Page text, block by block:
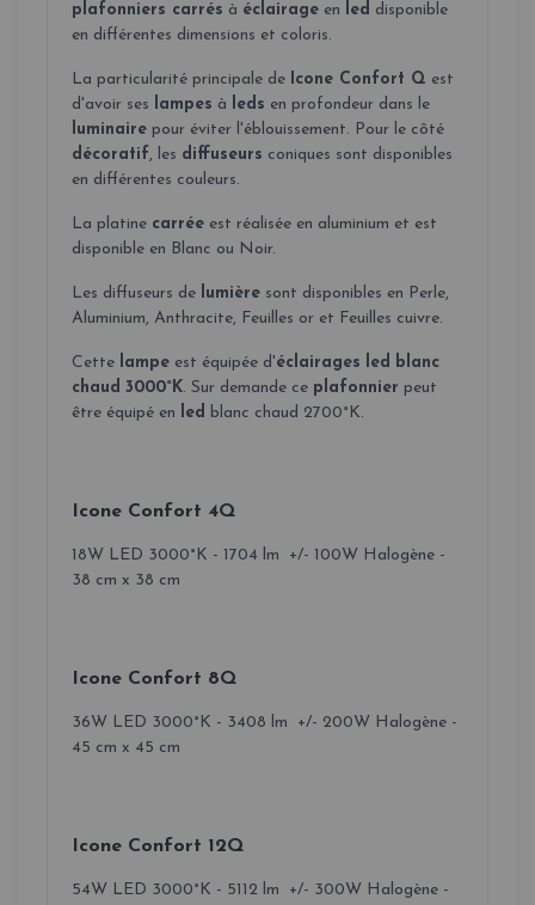
plafonniers carrés à éclairage en led disponible
en différentes dimensions et coloris.
La particularité principale de Icone Confort Q est
d'avoir ses lampes à leds en profondeur dans le
luminaire pour éviter l'éblouissement. Pour le côté
décoratif, les diffuseurs coniques sont disponibles
en différentes couleurs.
La platine carrée est réalisée en aluminium et est
disponible en Blanc ou Noir.
Les diffuseurs de lumière sont disponibles en Perle,
Aluminium, Anthracite, Feuilles or et Feuilles cuivre.
Cette lampe est équipée d'éclairages led blanc
chaud 3000°K. Sur demande ce plafonnier peut
être équipé en led blanc chaud 2700°K.
Icone Confort 4Q
18W LED 3000°K - 1704 lm +/- 100W Halogène -
38 cm x 38 cm
Icone Confort 8Q
36W LED 3000°K - 3408 lm +/- 200W Halogène -
45 cm x 45 cm
Icone Confort 12Q
54W LED 3000°K - 5112 lm +/- 300W Halogène -